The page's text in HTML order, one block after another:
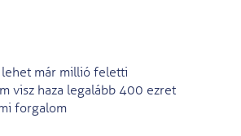
már millió feletti
visz haza legalább 400 ezret
forgalom